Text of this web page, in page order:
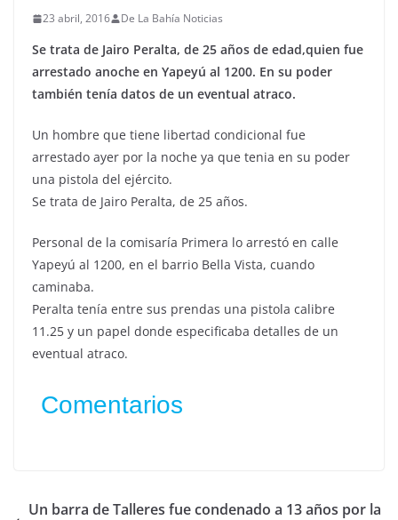
23 abril, 2016 De La Bahía Noticias
Se trata de Jairo Peralta, de 25 años de edad,quien fue
arrestado anoche en Yapeyú al 1200. En su poder
también tenía datos de un eventual atraco.
Un hombre que tiene libertad condicional fue
arrestado ayer por la noche ya que tenia en su poder
una pistola del ejército.
Se trata de Jairo Peralta, de 25 años.
Personal de la comisaría Primera lo arrestó en calle
Yapeyú al 1200, en el barrio Bella Vista, cuando
caminaba.
Peralta tenía entre sus prendas una pistola calibre
11.25 y un papel donde especificaba detalles de un
eventual atraco.
Comentarios
Un barra de Talleres fue condenado a 13 años por la